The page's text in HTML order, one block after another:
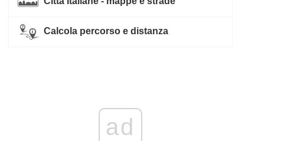
Calcola percorso e distanza
ad